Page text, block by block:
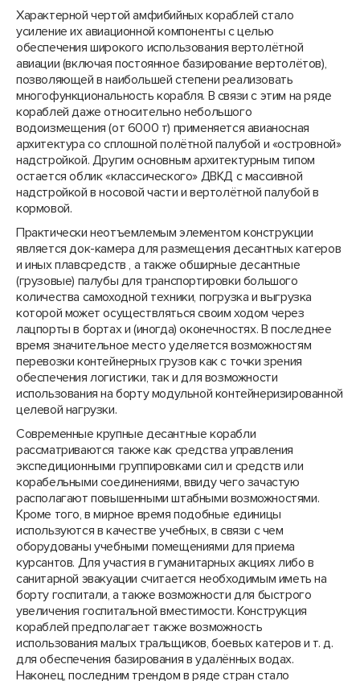
Характерной чертой амфибийных кораблей стало
усиление их авиационной компоненты с целью
обеспечения широкого использования вертолётной
авиации (включая постоянное базирование вертолётов),
позволяющей в наибольшей степени реализовать
многофункциональность корабля. В связи с этим на ряде
кораблей даже относительно небольшого
водоизмещения (от 6000 т) применяется авианосная
архитектура со сплошной полётной палубой и «островной»
надстройкой. Другим основным архитектурным типом
остается облик «классического» ДВКД с массивной
надстройкой в носовой части и вертолётной палубой в
кормовой.
Практически неотъемлемым элементом конструкции
является док-камера для размещения десантных катеров
и иных плавсредств , а также обширные десантные
(грузовые) палубы для транспортировки большого
количества самоходной техники, погрузка и выгрузка
которой может осуществляться своим ходом через
лацпорты в бортах и (иногда) оконечностях. В последнее
время значительное место уделяется возможностям
перевозки контейнерных грузов как с точки зрения
обеспечения логистики, так и для возможности
использования на борту модульной контейнеризированной
целевой нагрузки.
Современные крупные десантные корабли
рассматриваются также как средства управления
экспедиционными группировками сил и средств или
корабельными соединениями, ввиду чего зачастую
располагают повышенными штабными возможностями.
Кроме того, в мирное время подобные единицы
используются в качестве учебных, в связи с чем
оборудованы учебными помещениями для приема
курсантов. Для участия в гуманитарных акциях либо в
санитарной эвакуации считается необходимым иметь на
борту госпитали, а также возможности для быстрого
увеличения госпитальной вместимости. Конструкция
кораблей предполагает также возможность
использования малых тральщиков, боевых катеров и т. д.
для обеспечения базирования в удалённых водах.
Наконец, последним трендом в ряде стран стало